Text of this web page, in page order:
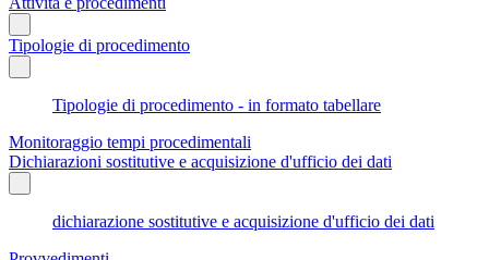
Tipologie di procedimento
Tipologie di procedimento - in formato tabellare
Monitoraggio tempi procedimentali
Dichiarazioni sostitutive e acquisizione d'ufficio dei dati
dichiarazione sostitutive e acquisizione d'ufficio dei dati